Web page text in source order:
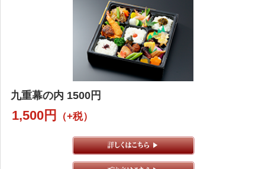
九重幕の内 1500円
1,500円 （+税）